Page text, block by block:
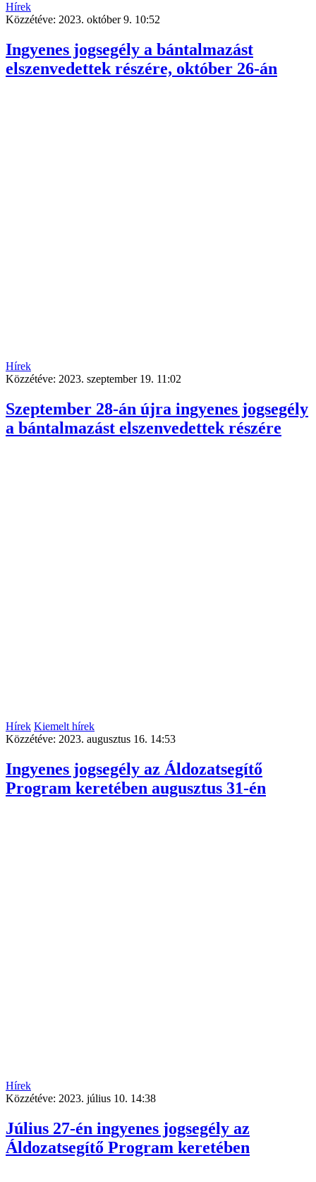
Hírek
Közzétéve: 2023. október 9. 10:52
Ingyenes jogsegély a bántalmazást
elszenvedettek részére, október 26-án
Hírek
Közzétéve: 2023. szeptember 19. 11:02
Szeptember 28-án újra ingyenes jogsegély
a bántalmazást elszenvedettek részére
Hírek Kiemelt hírek
Közzétéve: 2023. augusztus 16. 14:53
Ingyenes jogsegély az Áldozatsegítő
Program keretében augusztus 31-én
Hírek
Közzétéve: 2023. július 10. 14:38
Július 27-én ingyenes jogsegély az
Áldozatsegítő Program keretében